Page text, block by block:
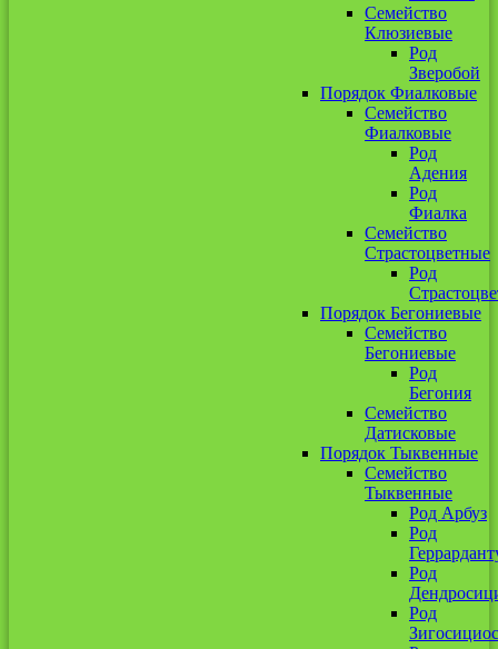
Семейство
Клюзиевые
Род
Зверобой
Порядок Фиалковые
Семейство
Фиалковые
Род
Адения
Род
Фиалка
Семейство
Страстоцветные
Род
Порядок Бегониевые
Семейство
Бегониевые
Род
Бегония
Семейство
Датисковые
Порядок Тыквенные
Семейство
Тыквенные
Род Арбуз
Род
Род
Род
Зигосициос